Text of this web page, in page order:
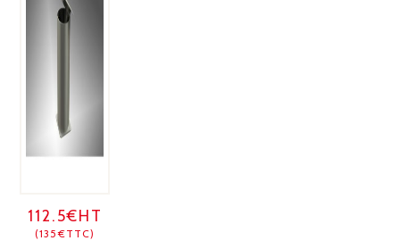
112.5€HT
(135€TTC)